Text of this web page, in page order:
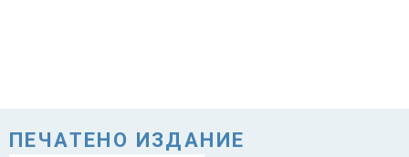
ПЕЧАТЕНО ИЗДАНИЕ